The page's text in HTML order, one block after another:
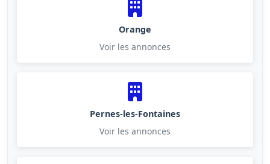
Orange
Voir les annonces
Pernes-les-Fontaines
Voir les annonces